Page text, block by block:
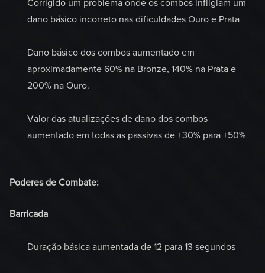
Corrigido um problema onde os combos infligiam um
dano básico incorreto nas dificuldades Ouro e Prata
Dano básico dos combos aumentado em
aproximadamente 60% na Bronze, 140% na Prata e
200% na Ouro.
Valor das atualizações de dano dos combos
aumentado em todas as passivas de +30% para +50%
Poderes de Combate:
Barricada
Duração básica aumentada de 12 para 13 segundos